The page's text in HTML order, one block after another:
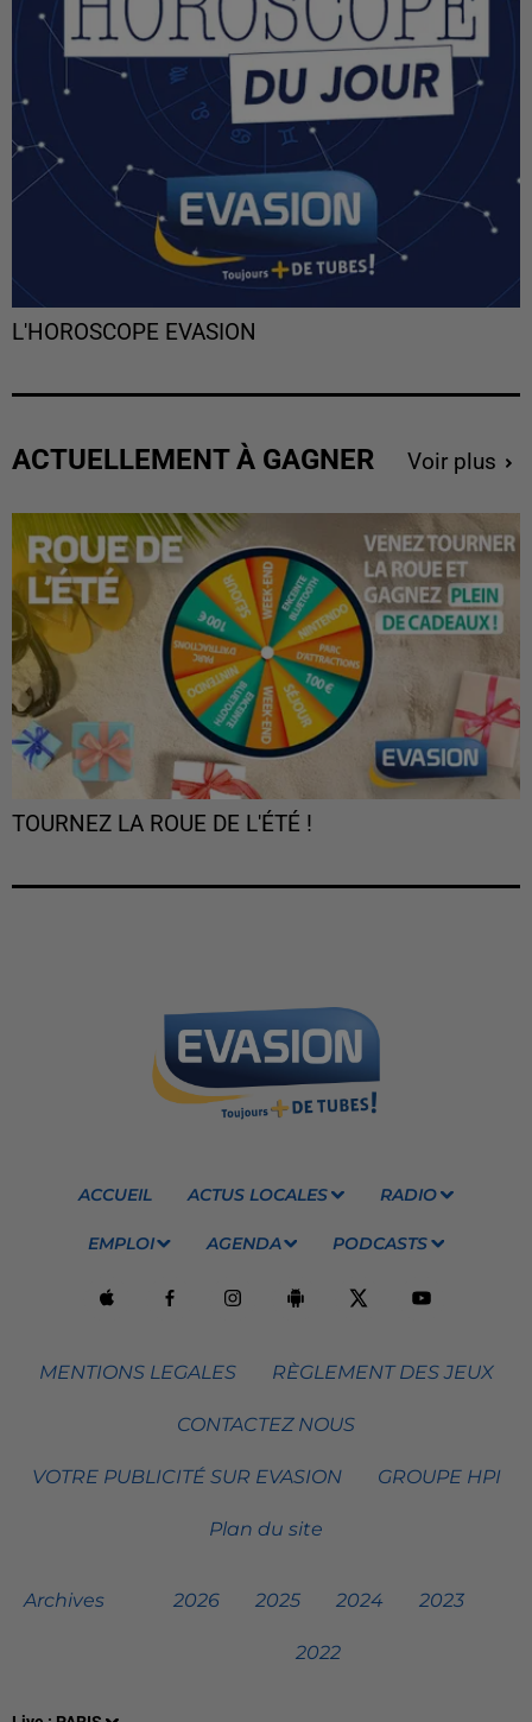
L'HOROSCOPE EVASION
ACTUELLEMENT À GAGNER Voir plus
TOURNEZ LA ROUE DE L'ÉTÉ !
ACCUEIL ACTUS LOCALES RADIO
EMPLOI AGENDA PODCASTS
MENTIONS LEGALES RÈGLEMENT DES JEUX
CONTACTEZ NOUS
VOTRE PUBLICITÉ SUR EVASION GROUPE HPI
Plan du site
Archives 2026 2025 2024 2023
2022